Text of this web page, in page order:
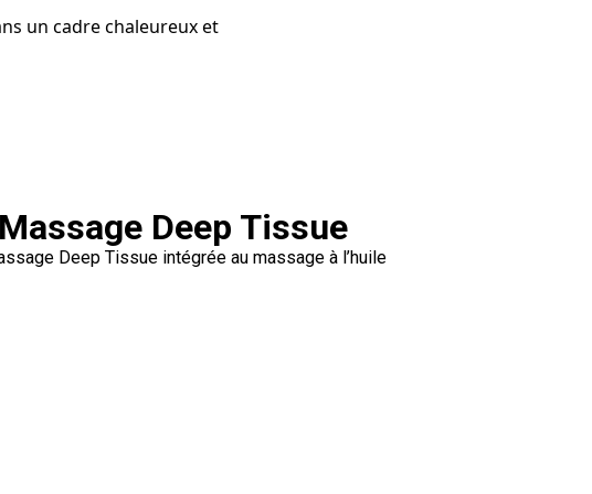
un cadre chaleureux et
Massage Deep Tissue
Deep Tissue intégrée au massage à l’huile